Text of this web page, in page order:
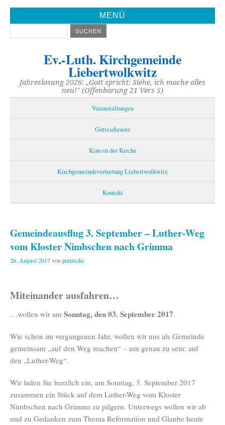
MENÜ
Ev.-Luth. Kirchgemeinde
Liebertwolkwitz
Jahreslosung 2026: „Gott spricht: Siehe, ich mache alles
neu!" (Offenbarung 21 Vers 5)
Veranstaltungen
Gottesdienste
Kino in der Kirche
Kirchgemeindevertretung Liebertwolkwitz
Kontakt
Gemeindeausflug 3. September – Luther-Weg
vom Kloster Nimbschen nach Grimma
26. August 2017von pertzschc
Miteinander ausfahren…
…wollen wir am Sonntag, den 03. September 2017.
Wie schon im vergangenen Jahr, wollen wir uns als Gemeinde
gemeinsam „auf den Weg machen“ – um genau zu sein: auf
den „Luther-Weg“.
Wir laden Sie herzlich ein, am Sonntag, 3. September 2017
zusammen ein Stück auf dem Luther-Weg vom Kloster
Nimbschen nach Grimma zu pilgern. Unterwegs wollen wir ab
und zu Gedanken zum Thema Reformation und Glaube heute